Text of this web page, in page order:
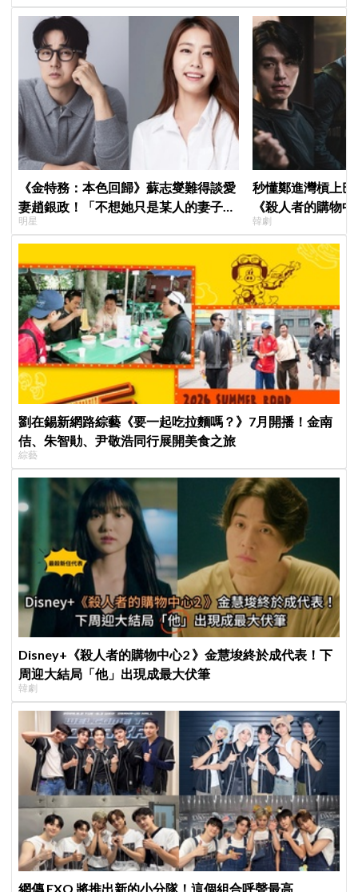
《金特務：本色回歸》蘇志燮難得談愛
妻趙銀政！「不想她只是某人的妻子」
一句話展現滿滿尊重與愛
明星
秒懂鄭進灣槓上
《殺人者的購物
快速複習
韓劇
劉在錫新網路綜藝《要一起吃拉麵嗎？》7月開播！金南
佶、朱智勛、尹敬浩同行展開美食之旅
綜藝
Disney+《殺人者的購物中心2 》金慧埈終於成代表！下
周迎大結局「他」出現成最大伏筆
韓劇
網傳 EXO 將推出新的小分隊！這個組合呼聲最高